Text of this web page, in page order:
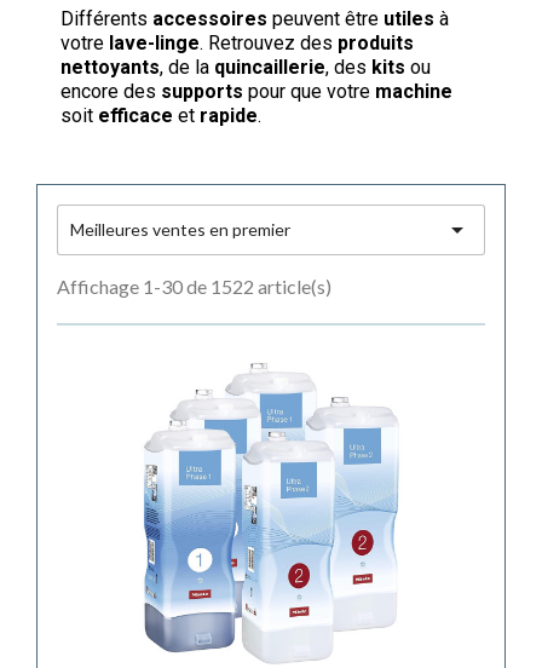
Différents accessoires peuvent être utiles à
votre lave-linge. Retrouvez des produits
nettoyants, de la quincaillerie, des kits ou
encore des supports pour que votre machine
soit efficace et rapide.
Meilleures ventes en premier 
Affichage 1-30 de 1522 article(s)